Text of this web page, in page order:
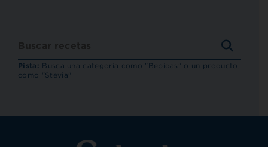
Pista: Busca una categoría como "Bebidas" o un producto,
como "Stevia"